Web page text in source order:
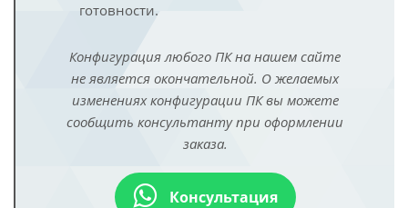
готовности.
Конфигурация любого ПК на нашем сайте
не является окончательной. О желаемых
изменениях конфигурации ПК вы можете
сообщить консультанту при оформлении
заказа.
Консультация